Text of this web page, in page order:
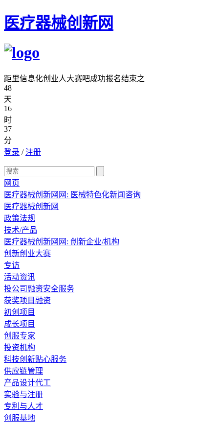
医疗器械创新网
距里信息化创业人大赛吧成功报名结束之
48
天
16
时
37
分
登录 /注册
网页
医疗器械创新网网: 医械特色化新闻咨询
医疗器械创新网
政策法规
技术/产品
医疗器械创新网网: 创新企业/机构
创新创业大赛
专访
活动资讯
投公司融资安全服务
获奖项目融资
初创项目
成长项目
创服专家
投资机构
科技创新贴心服务
供应链管理
产品设计代工
实验与注册
专利与人才
创服基地